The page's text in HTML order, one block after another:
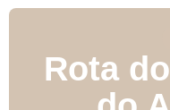
Rota